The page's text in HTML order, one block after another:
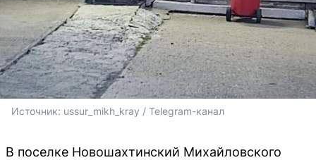
Источник: ussur_mikh_kray / Telegram-канал
В поселке Новошахтинский Михайловского